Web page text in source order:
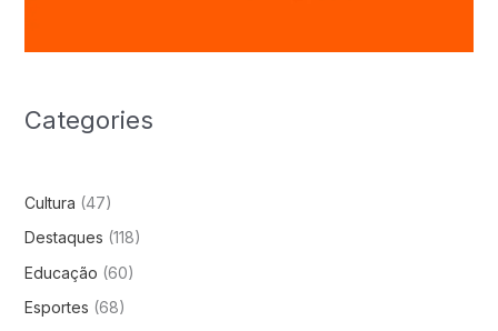
Categories
Cultura (47)
Destaques (118)
Educação (60)
Esportes (68)